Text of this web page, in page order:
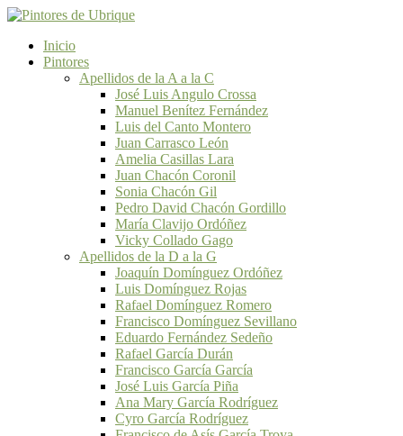
Inicio
Pintores
Apellidos de la A a la C
José Luis Angulo Crossa
Manuel Benítez Fernández
Luis del Canto Montero
Juan Carrasco León
Amelia Casillas Lara
Juan Chacón Coronil
Sonia Chacón Gil
Pedro David Chacón Gordillo
María Clavijo Ordóñez
Vicky Collado Gago
Apellidos de la D a la G
Joaquín Domínguez Ordóñez
Luis Domínguez Rojas
Rafael Domínguez Romero
Francisco Domínguez Sevillano
Eduardo Fernández Sedeño
Rafael García Durán
Francisco García García
José Luis García Piña
Ana Mary García Rodríguez
Cyro García Rodríguez